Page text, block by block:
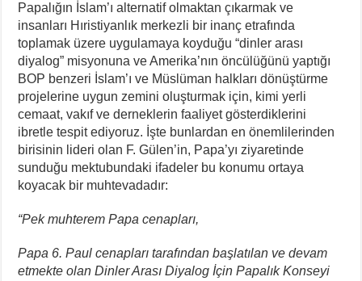
Papalığın İslam’ı alternatif olmaktan çıkarmak ve
insanları Hıristiyanlık merkezli bir inanç etrafında
toplamak üzere uygulamaya koyduğu “dinler arası
diyalog” misyonuna ve Amerika’nın öncülüğünü yaptığı
BOP benzeri İslam’ı ve Müslüman halkları dönüştürme
projelerine uygun zemini oluşturmak için, kimi yerli
cemaat, vakıf ve derneklerin faaliyet gösterdiklerini
ibretle tespit ediyoruz. İşte bunlardan en önemlilerinden
birisinin lideri olan F. Gülen’in, Papa’yı ziyaretinde
sunduğu mektubundaki ifadeler bu konumu ortaya
koyacak bir muhtevadadır:
“Pek muhterem Papa cenapları,
Papa 6. Paul cenapları tarafından başlatılan ve devam
etmekte olan Dinler Arası Diyalog İçin Papalık Konseyi